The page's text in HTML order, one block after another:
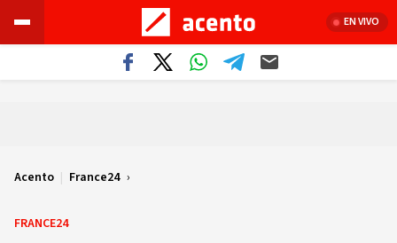
EN VIVO
Acento | France24
FRANCE24